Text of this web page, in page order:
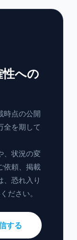
への
時点の公開
全を期して
、状況の変
依頼、掲載
、恐れ入り
ださい。
する